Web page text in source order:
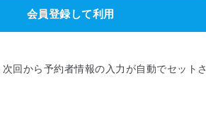
会員登録して利用
回から予約者情報の入力が自動でセットさ